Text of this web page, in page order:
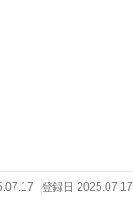
登録日 2025.07.17